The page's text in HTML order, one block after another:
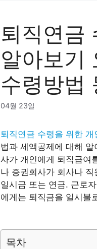
퇴직연금
알아보기
수령방법
04월 23일
퇴직연금 수령을 위한
법과 세액공제에 대해
사가 개인에게 퇴직급여
나 증권회사가 회사나
일시금 또는 연금. 근로
에게는 퇴직금을 일시불
목차